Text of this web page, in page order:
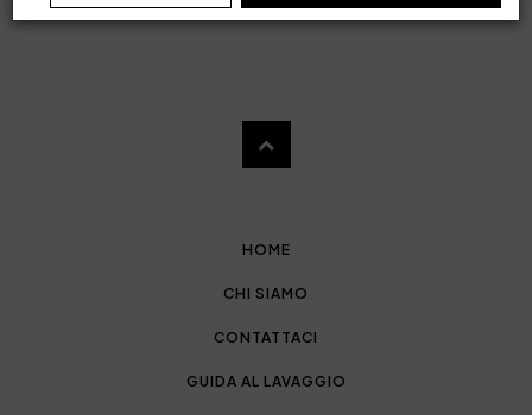
HOME
CHI SIAMO
CONTATTACI
GUIDA AL LAVAGGIO